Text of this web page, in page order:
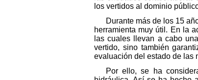
los vertidos al dominio
Durante más de los 15
herramienta muy útil. En la
las cuales llevan a cabo
vertido, sino también
evaluación del estado de las
Por ello, se ha